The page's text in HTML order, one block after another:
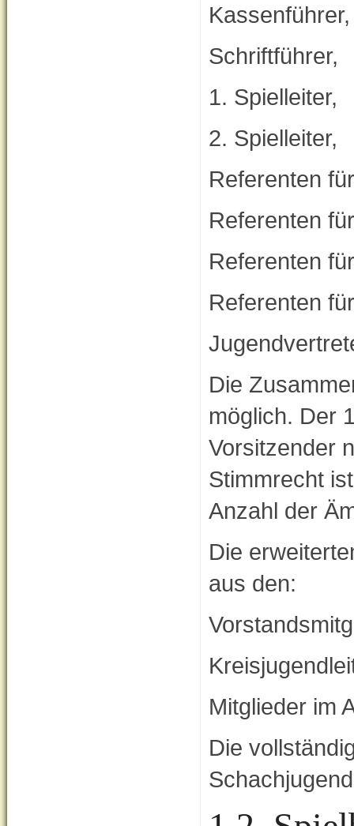
Kassenführer,
Schriftführer,
1. Spielleiter,
2. Spielleiter,
Referenten
Referenten
Referenten
Referenten
Die
möglich. Der
Vorsitzender
Stimmrecht
Anzahl der
Die
aus den:
Mitglieder im
Die